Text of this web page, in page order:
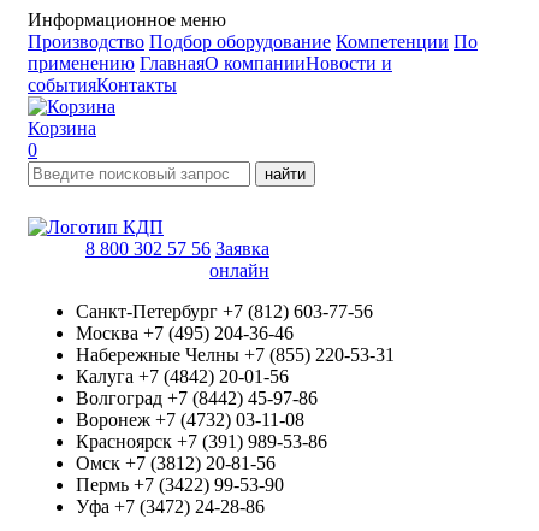
Информационное меню
Производство Подбор оборудование Компетенции По
применению ГлавнаяО компанииНовости и
событияКонтакты
Корзина
0
найти
8 800 302 57 56 Заявка
онлайн
Санкт-Петербург +7 (812) 603-77-56
Москва +7 (495) 204-36-46
Набережные Челны +7 (855) 220-53-31
Калуга +7 (4842) 20-01-56
Волгоград +7 (8442) 45-97-86
Воронеж +7 (4732) 03-11-08
Красноярск +7 (391) 989-53-86
Омск +7 (3812) 20-81-56
Пермь +7 (3422) 99-53-90
Уфа +7 (3472) 24-28-86